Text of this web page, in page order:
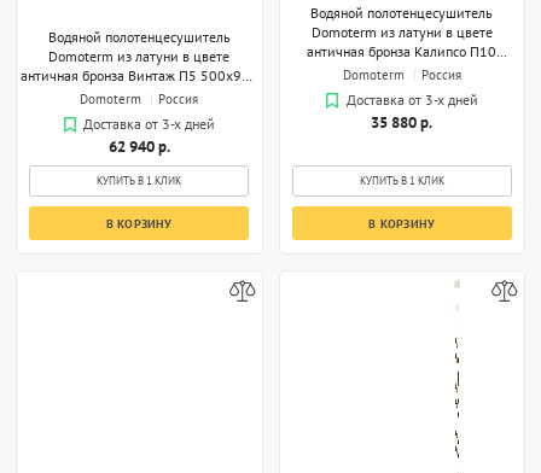
Водяной полотенцесушитель
Domoterm из латуни в цвете
античная бронза Винтаж П5 500х950
АБР
Domoterm
Россия
Доставка от 3-х дней
62 940 р.
КУПИТЬ В 1 КЛИК
В КОРЗИНУ
Водяной полотенцесушитель
Domoterm из латуни в цвете
античная бронза Калипсо П10
500x800 АБР
Domoterm
Россия
Доставка от 3-х дней
35 880 р.
КУПИТЬ В 1 КЛИК
В КОРЗИНУ